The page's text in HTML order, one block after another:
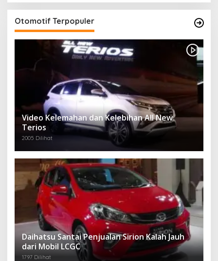
Otomotif Terpopuler
Video Kelemahan dan Kelebihan All New
Terios
2005 Dilihat
Daihatsu Santai Penjualan Sirion Kalah Jauh
dari Mobil LCGC
1797 Dilihat